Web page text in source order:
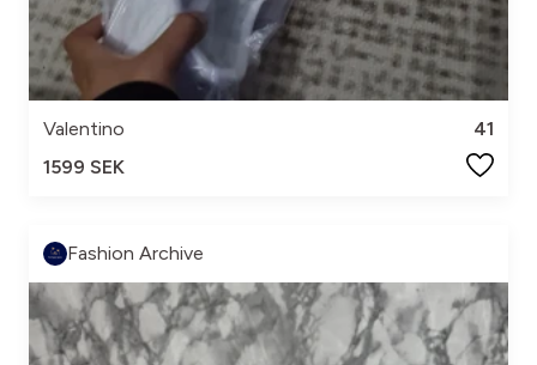
Valentino
41
1599 SEK
Fashion Archive